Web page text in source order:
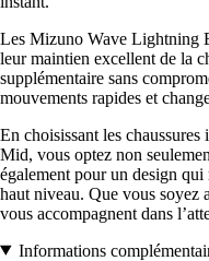
Les Mizuno Wave Lightning
leur maintien excellent de la
supplémentaire sans
mouvements rapides et
En choisissant les
Mid, vous optez non
également pour un design
haut niveau. Que vous soyez
vous accompagnent dans
Informations